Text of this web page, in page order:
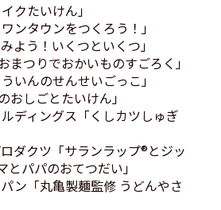
クたいけん」
ンタウンをつくろう！」
よう！いくつといくつ」
まつりでおかいものすごろく」
いんのせんせいごっこ」
おしごとたいけん」
ディングス「くしカツしゅぎ
ダクツ「サランラップ®とジッ
とパパのおてつだい」
ン「丸亀製麺監修 うどんやさ